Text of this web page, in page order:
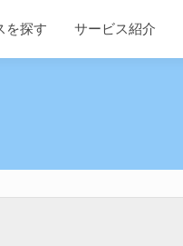
を探す サービス紹介